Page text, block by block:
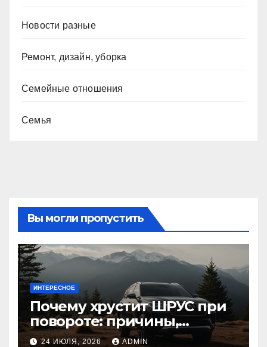
Новости разные
Ремонт, дизайн, уборка
Семейные отношения
Семья
Вы могли пропустить
ИНТЕРЕСНОЕ
Почему хрустит ШРУС при
повороте: причины,
диагностика
24 ИЮЛЯ, 2026 ADMIN